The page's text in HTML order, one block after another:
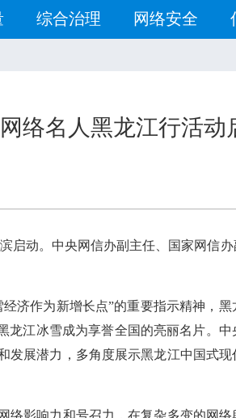
综合治理 网络安全
络名人黑龙江行活动
启动。中央网信办副主任、国家网信
济作为新增长点”的重要指示精神，黑
江冰雪成为享誉全国的亮丽名片。中
展潜力，多角度展示黑龙江中国式
影响力和号召力，在复杂多变的网